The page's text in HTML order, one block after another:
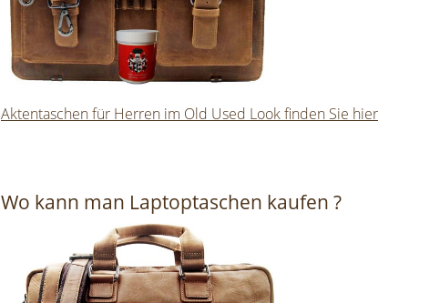
Aktentaschen für Herren im Old Used Look finden Sie hier
Wo kann man Laptoptaschen kaufen ?